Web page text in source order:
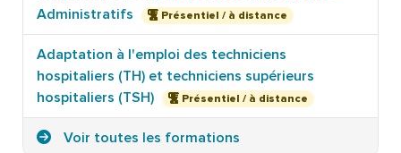
Administratifs
Présentiel / à distance
Adaptation à l'emploi des techniciens
hospitaliers (TH) et techniciens supérieurs
hospitaliers (TSH)
Présentiel / à distance
Voir toutes les formations